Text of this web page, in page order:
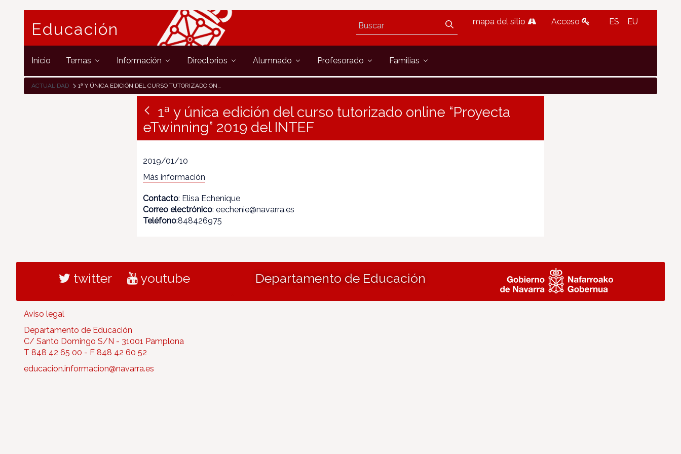
Educación mapa del sitio Acceso ES EU
Inicio Temas Información Directorios Alumnado Profesorado Familias
ACTUALIDAD 1ª Y ÚNICA EDICIÓN DEL CURSO TUTORIZADO ONLINE “PROYECTA ETWINNING” 2019 DEL INTEF
1ª y única edición del curso tutorizado online “Proyecta
eTwinning” 2019 del INTEF
2019/01/10
Más información
Contacto: Elisa Echenique
Correo electrónico: eechenie@navarra.es
Teléfono:848426975
twitter youtube Departamento de Educación
Aviso legal
Departamento de Educación
C/ Santo Domingo S/N - 31001 Pamplona
T 848 42 65 00 - F 848 42 60 52
educacion.informacion@navarra.es